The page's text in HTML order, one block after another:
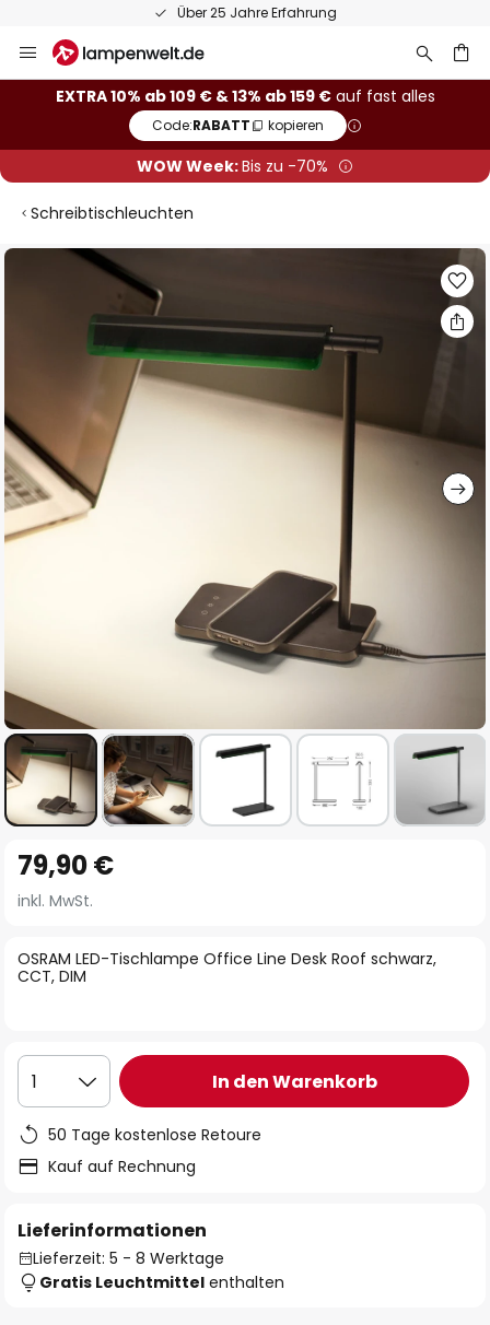
Über 25 Jahre Erfahrung
Inhalt
springen
EXTRA 10% ab 109 € & 13% ab 159 €auf fast alles
Code:RABATT kopieren
WOW Week:Bis zu -70%
Schreibtischleuchten
Zum
Bildgalerie
Anfang
der
springen
OSRAM LED-Tischlampe Office Line Desk Roof schwarz,
CCT, DIM
79,90 €
inkl. MwSt.
1 In den Warenkorb
50 Tage kostenlose Retoure
Kauf auf Rechnung
Lieferinformationen
Lieferzeit: 5 - 8 Werktage
Gratis Leuchtmittel enthalten